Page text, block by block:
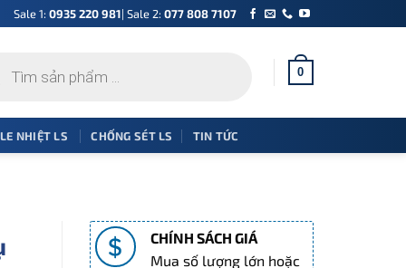
Sale 1: 0935 220 981| Sale 2: 077 808 7107
0
NHIỆT LS CHỐNG SÉT LS TIN TỨC
CHÍNH SÁCH GIÁ
Mua số lượng lớn hoặc